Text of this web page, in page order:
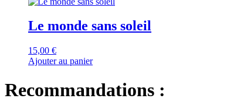
Le monde sans soleil
15,00 €
Ajouter au panier
Recommandations :